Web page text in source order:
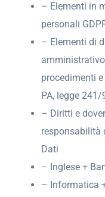
– Elementi in
personali
– Elementi di
procedimenti
PA, legge
– Diritti e
responsabilità
Dati
– Inglese +
– Informatica